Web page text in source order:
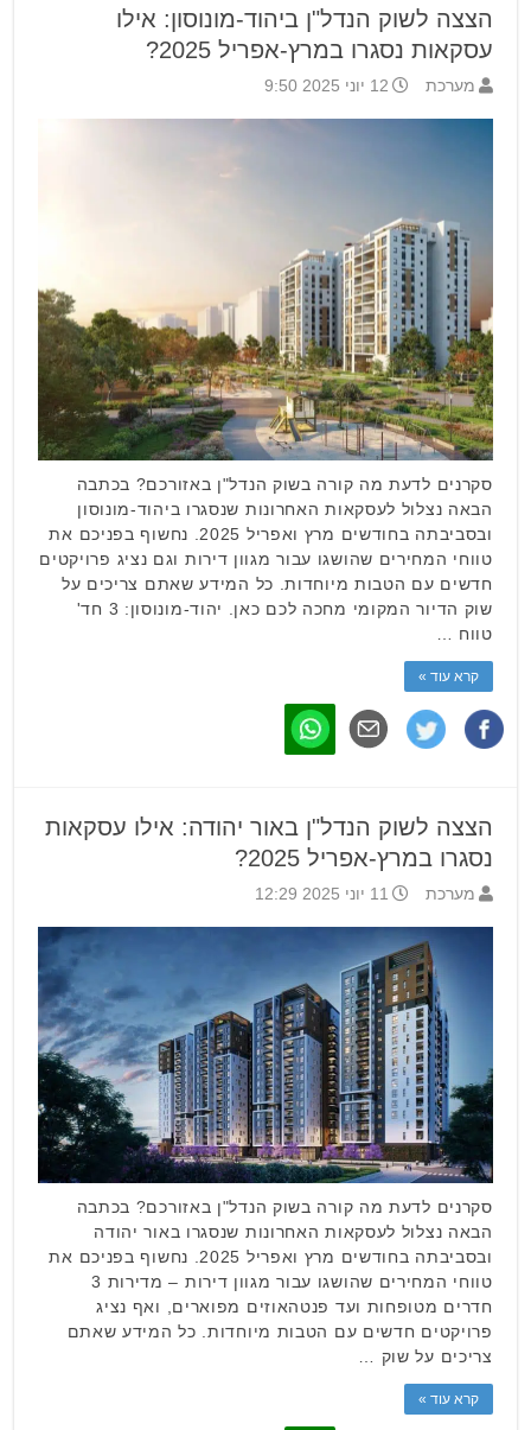
הצצה לשוק הנדל"ן ביהוד-מונוסון: אילו
עסקאות נסגרו במרץ-אפריל 2025?
מערכת 12 יוני 2025 9:50
סקרנים לדעת מה קורה בשוק הנדל"ן באזורכם? בכתבה
הבאה נצלול לעסקאות האחרונות שנסגרו ביהוד-מונוסון
ובסביבתה בחודשים מרץ ואפריל 2025. נחשוף בפניכם את
טווחי המחירים שהושגו עבור מגוון דירות וגם נציג פרויקטים
חדשים עם הטבות מיוחדות. כל המידע שאתם צריכים על
שוק הדיור המקומי מחכה לכם כאן. יהוד-מונוסון: 3 חד'
טווח …
קרא עוד »
הצצה לשוק הנדל"ן באור יהודה: אילו עסקאות
נסגרו במרץ-אפריל 2025?
מערכת 11 יוני 2025 12:29
סקרנים לדעת מה קורה בשוק הנדל"ן באזורכם? בכתבה
הבאה נצלול לעסקאות האחרונות שנסגרו באור יהודה
ובסביבתה בחודשים מרץ ואפריל 2025. נחשוף בפניכם את
טווחי המחירים שהושגו עבור מגוון דירות – מדירות 3
חדרים מטופחות ועד פנטהאוזים מפוארים, ואף נציג
פרויקטים חדשים עם הטבות מיוחדות. כל המידע שאתם
צריכים על שוק …
קרא עוד »